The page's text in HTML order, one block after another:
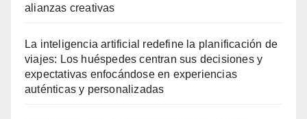
alianzas creativas
La inteligencia artificial redefine la planificación de
viajes: Los huéspedes centran sus decisiones y
expectativas enfocándose en experiencias
auténticas y personalizadas